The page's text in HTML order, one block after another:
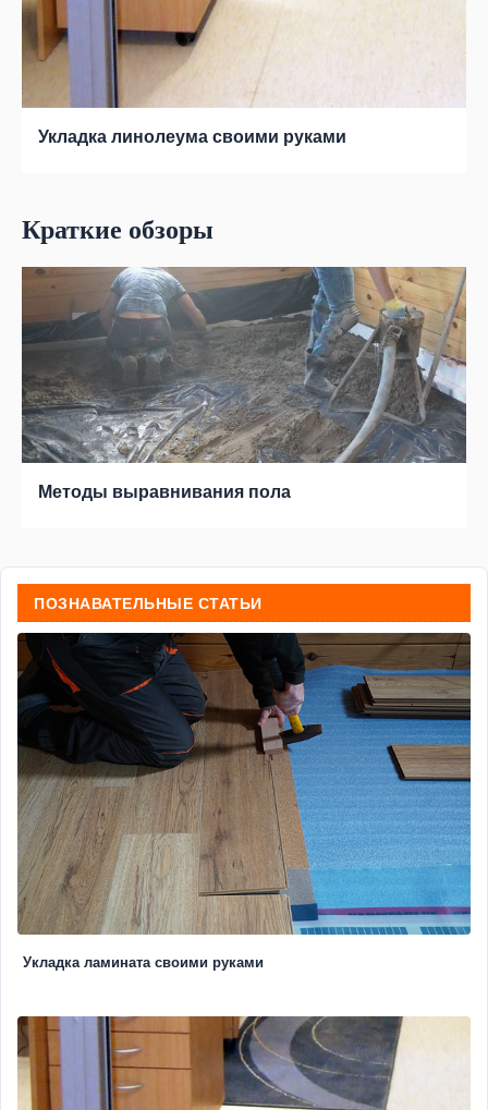
Укладка линолеума своими руками
Краткие обзоры
Методы выравнивания пола
ПОЗНАВАТЕЛЬНЫЕ СТАТЬИ
Укладка ламината своими руками